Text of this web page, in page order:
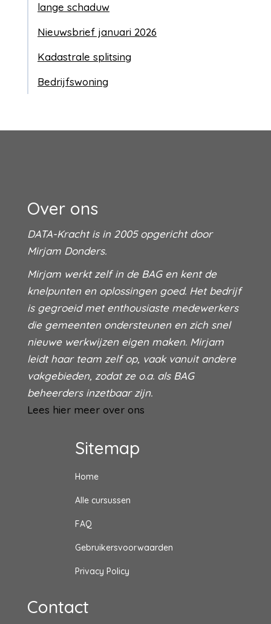
lange schaduw
Nieuwsbrief januari 2026
Kadastrale splitsing
Bedrijfswoning
Over ons
DATA-Kracht is in 2005 opgericht door
Mirjam Donders.
Mirjam werkt zelf in de BAG en kent de
knelpunten en oplossingen goed. Het bedrijf
is gegroeid met enthousiaste medewerkers
die gemeenten ondersteunen en zich snel
nieuwe werkwijzen eigen maken. Mirjam
leidt haar team zelf op, vaak vanuit andere
vakgebieden, zodat ze o.a. als BAG
beheerders inzetbaar zijn.
Lees hier meer over ons
Sitemap
Home
Alle cursussen
FAQ
Gebruikersvoorwaarden
Privacy Policy
Contact